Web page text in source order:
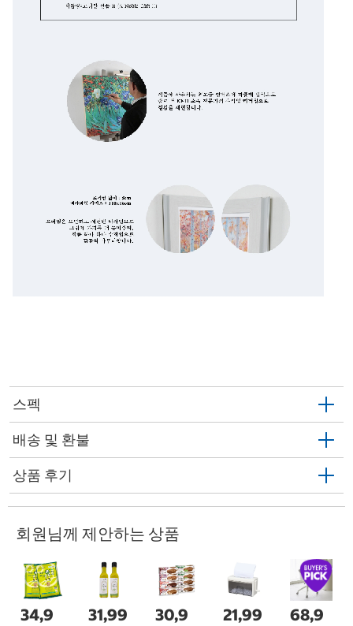
스펙
배송 및 환불
상품 후기
회원님께 제안하는 상품
34,9
31,99
30,9
21,99
68,9